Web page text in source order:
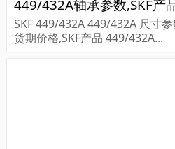
449/432A轴承参数,SKF产
SKF 449/432A 449/432A 尺寸
货期价格,SKF产品 449/432A...